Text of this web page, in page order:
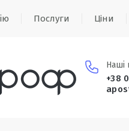
Послуги Цiни
БП
Наші
+38